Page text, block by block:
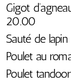
Gigot
20.00
Sauté de
Poulet au
Poulet